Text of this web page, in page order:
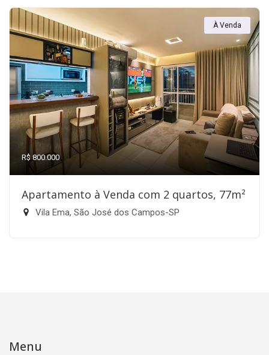
À Venda
R$ 800.000
Apartamento à Venda com 2 quartos, 77m²
Vila Ema, São José dos Campos-SP
Menu